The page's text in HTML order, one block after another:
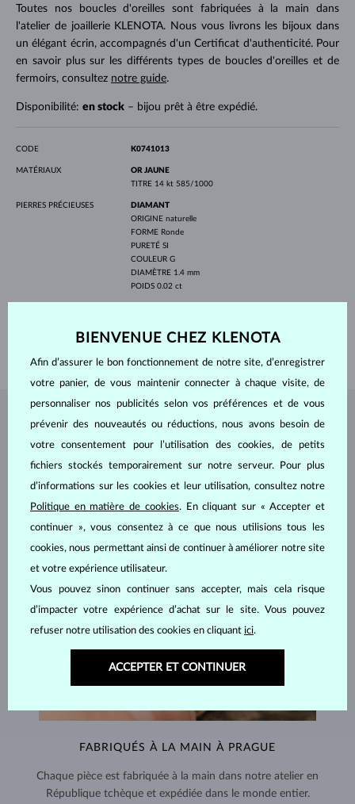
Toutes nos boucles d'oreilles sont fabriquées à la main dans
l'atelier de joaillerie KLENOTA. Nous vous livrons les bijoux dans
un élégant écrin, accompagnés d'un Certificat d'authenticité. Pour
en savoir plus sur les différents types de boucles d'oreilles et de
fermoirs, consultez notre guide.
Disponibilité: en stock– bijou prêt à être expédié.
CODE K0741013
MATÉRIAUX
OR JAUNE
TITRE 14 kt 585/1000
PIERRES PRÉCIEUSES
DIAMANT
ORIGINE naturelle
FORME Ronde
PURETÉ SI
COULEUR G
DIAMÈTRE 1.4 mm
POIDS 0.02 ct
BIJOUX DEL'ATELIER KLENOTA
FABRIQUÉS À LA MAIN À PRAGUE
Chaque pièce est fabriquée à la main dans notre atelier en
République tchèque et expédiée dans le monde entier.
BIENVENUE CHEZ KLENOTA
Afin d’assurer le bon fonctionnement de notre site, d’enregistrer
votre panier, de vous maintenir connecter à chaque visite, de
personnaliser nos publicités selon vos préférences et de vous
prévenir des nouveautés ou réductions, nous avons besoin de
votre consentement pour l’utilisation des cookies, de petits
fichiers stockés temporairement sur notre serveur. Pour plus
d’informations sur les cookies et leur utilisation, consultez notre
Politique en matière de cookies. En cliquant sur « Accepter et
continuer », vous consentez à ce que nous utilisions tous les
cookies, nous permettant ainsi de continuer à améliorer notre site
et votre expérience utilisateur.
Vous pouvez sinon continuer sans accepter, mais cela risque
d’impacter votre expérience d’achat sur le site. Vous pouvez
refuser notre utilisation des cookies en cliquant ici.
ACCEPTER ET CONTINUER